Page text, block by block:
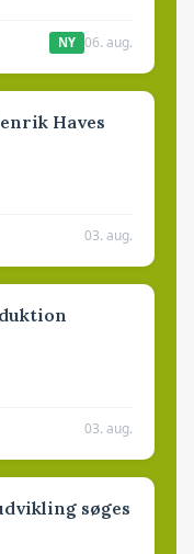
NY 06. aug.
Haves
03. aug.
03. aug.
søges